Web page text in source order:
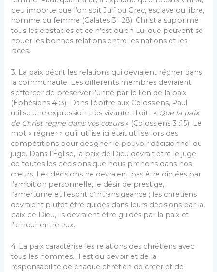
peu importe que l’on soit Juif ou Grec, esclave ou libre,
homme ou femme (Galates 3 : 28). Christ a supprimé
tous les obstacles et ce n’est qu’en Lui que peuvent se
nouer les bonnes relations entre les nations et les
races.
3. La paix décrit les relations qui devraient régner dans
la communauté. Les différents membres devraient
s’efforcer de préserver l’unité par le lien de la paix
(Éphésiens 4 :3). Dans l’épître aux Colossiens, Paul
utilise une expression très vivante. Il dit : « Que la paix
de Christ règne dans vos cœurs» (Colossiens 3 :15). Le
mot « régner » qu’il utilise ici était utilisé lors des
compétitions pour désigner le pouvoir décisionnel du
juge. Dans l’Église, la paix de Dieu devrait être le juge
de toutes les décisions que nous prenons dans nos
cœurs. Les décisions ne devraient pas être dictées par
l’ambition personnelle, le désir de prestige,
l’amertume et l’esprit d’intransigeance ; les chrétiens
devraient plutôt être guidés dans leurs décisions par la
paix de Dieu, ils devraient être guidés par la paix et
l’amour entre eux.
4. La paix caractérise les relations des chrétiens avec
tous les hommes. Il est du devoir et de la
responsabilité de chaque chrétien de créer et de